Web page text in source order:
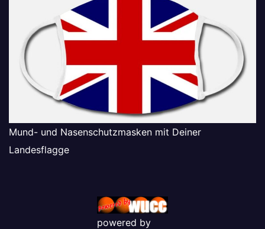
Mund- und Nasenschutzmasken mit Deiner
Landesflagge
powered by